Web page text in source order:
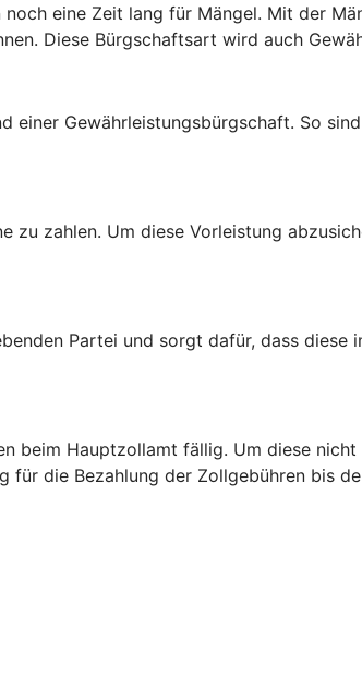
eine Zeit lang für Mängel. Mit der
Diese Bürgschaftsart wird auch
Gewährleistungsbürgschaft. So
zu zahlen. Um diese Vorleistung
Partei und sorgt dafür, dass diese
beim Hauptzollamt fällig. Um diese
die Bezahlung der Zollgebühren bis